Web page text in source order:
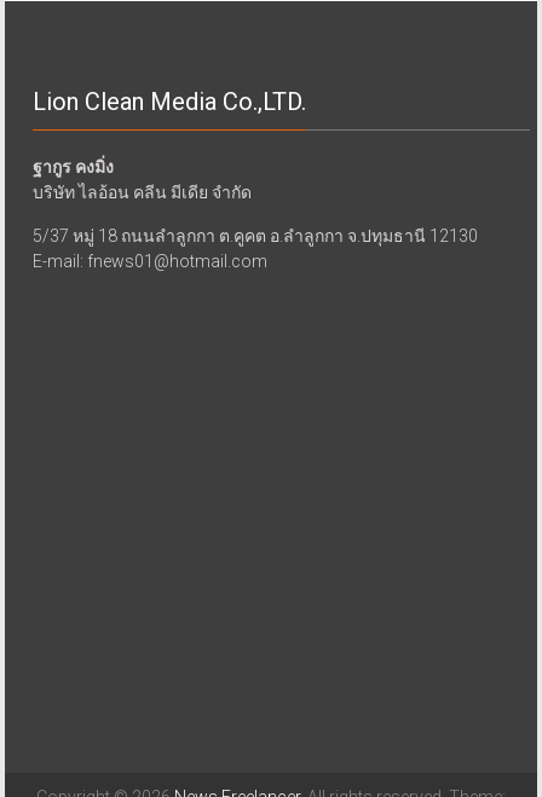
Lion Clean Media Co.,LTD.
ฐากูร คงมิ่ง
บริษัท ไลอ้อน คลีน มีเดีย จำกัด
5/37 หมู่ 18 ถนนลำลูกกา ต.คูคต อ.ลำลูกกา จ.ปทุมธานี 12130
E-mail: fnews01@hotmail.com